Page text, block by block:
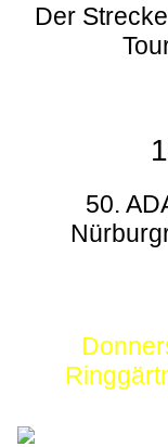
Der
50.